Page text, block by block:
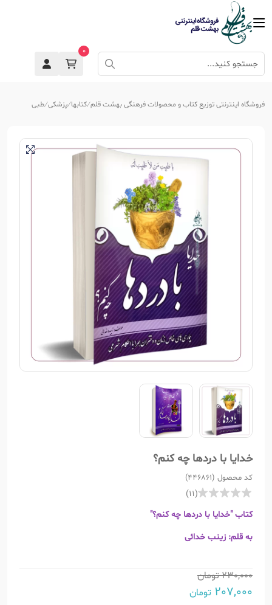
0
فروشگاه اینترنتی توزیع کتاب و محصولات فرهنگی بهشت قلم کتابها پزشکی طبی
خدایا با دردها چه کنم؟
کد محصول (446861)
(11)
کتاب "خدایا با دردها چه کنم؟"
به قلم: زینب خدائی
230,000تومان
207,000 تومان